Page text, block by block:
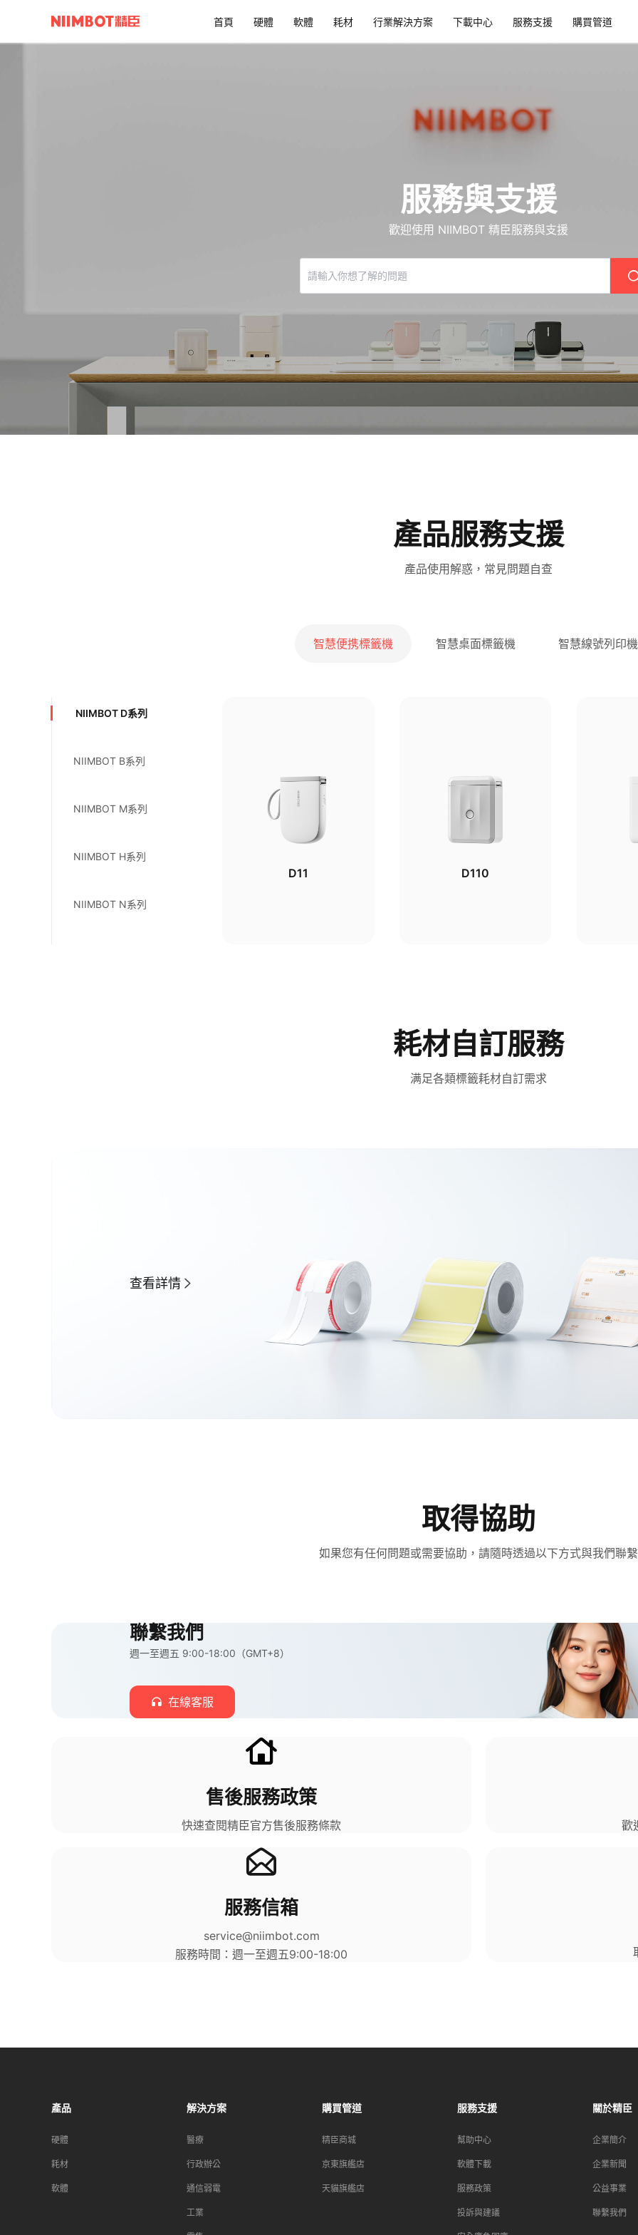
首頁​ 硬體​ 軟體​ 耗材​ 行業解決方案​ 下載中心​ 服務支援​ 購買管道​
服務與支援​
歡迎使用 NIIMBOT 精臣服務與支援​
產品服務支援​
產品使用解惑，常見問題自查​
智慧便携標籤機 智慧桌面標籤機 智慧線號列印機
NIIMBOT D系列
NIIMBOT B系列
NIIMBOT M系列
NIIMBOT H系列
NIIMBOT N系列
D11 D110
耗材自訂服務​
满足各類標籤耗材自訂需求​
查看詳情​
取得協助​
如果您有任何問題或需要協助，請隨時透過以下方式與我們聯繫​
聯繫我們​
週一至週五 9:00-18:00（GMT+8）​
在線客服​
售後服務政策​
快速查閱精臣官方售後服務條款​ 歡
服務信箱
service@niimbot.com
服務時間：週一至週五9:00-18:00
產品​
硬體​
耗材​
軟體​
解決方案​
醫療​
行政辦公
通信弱電​
工業​
購買管道​
精臣商城
京東旗艦店
天貓旗艦店
服務支援​
幫助中心​
軟體下載
服務政策​
投訴與建議​
關於精臣​
企業簡介​
企業新聞​
公益事業​
聯繫我們​